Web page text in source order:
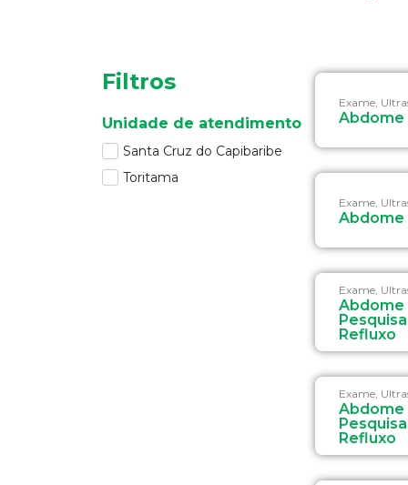
Filtros
Unidade de atendimento
Santa Cruz do Capibaribe
Toritama
Exame,
Abdome
Exame,
Abdome
Exame,
Abdome
Refluxo
Exame,
Abdome
Refluxo